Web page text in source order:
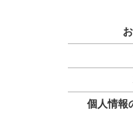
個人情報